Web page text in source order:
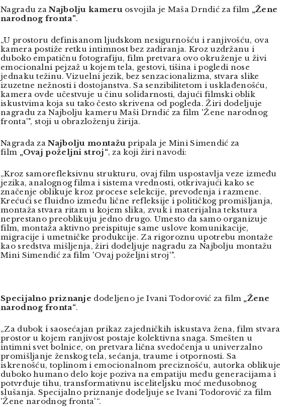
Nagradu zaNajbolju kameruosvojila je Maša Drndić za film „Žene
narodnog fronta".
„U prostoru definisanom ljudskom nesigurnošću i ranjivošću, ova
kamera postiže retku intimnost bez zadiranja. Kroz uzdržanu i
duboko empatičnu fotografiju, film pretvara ovo okruženje u živi
emocionalni pejzaž u kojem tela, gestovi, tišina i pogledi nose
jednaku težinu. Vizuelni jezik, bez senzacionalizma, stvara slike
izuzetne nežnosti i dostojanstva. Sa senzibilitetom i usklađenošću,
kamera ovde učestvuje u činu solidarnosti, dajući filmski oblik
iskustvima koja su tako često skrivena od pogleda. Žiri dodeljuje
nagradu za Najbolju kameru Maši Drndić za film 'Žene narodnog
fronta'", stoji u obrazloženju žirija.
Nagrada zaNajbolju montažu pripala je Mini Simendić za
film „Ovaj poželjni stroj“, za koji žiri navodi:
„Kroz samorefleksivnu strukturu, ovaj film uspostavlja veze između
jezika, analognog filma i sistema vrednosti, otkrivajući kako se
značenje oblikuje kroz procese selekcije, prevođenja i razmene.
Krećući se fluidno između lične refleksije i političkog promišljanja,
montaža stvara ritam u kojem slika, zvuk i materijalna tekstura
neprestano preoblikuju jedno drugo. Umesto da samo organizuje
film, montaža aktivno preispituje same uslove komunikacije,
migracije i umetničke produkcije. Za rigoroznu upotrebu montaže
kao sredstva mišljenja, žiri dodeljuje nagradu za Najbolju montažu
Mini Simendić za film 'Ovaj poželjni stroj'".
Specijalno priznanje dodeljeno je Ivani Todorović za film „Žene
narodnog fronta“.
„Za dubok i saosećajan prikaz zajedničkih iskustava žena, film stvara
prostor u kojem ranjivost postaje kolektivna snaga. Smešten u
intimni svet bolnice, on pretvara lična svedočenja u univerzalno
promišljanje ženskog tela, sećanja, traume i otpornosti. Sa
iskrenošću, toplinom i emocionalnom preciznošću, autorka oblikuje
duboko humano delo koje poziva na empatiju među generacijama i
potvrđuje tihu, transformativnu isceliteljsku moć međusobnog
slušanja. Specijalno priznanje dodeljuje se Ivani Todorović za film
'Žene narodnog fronta'“.